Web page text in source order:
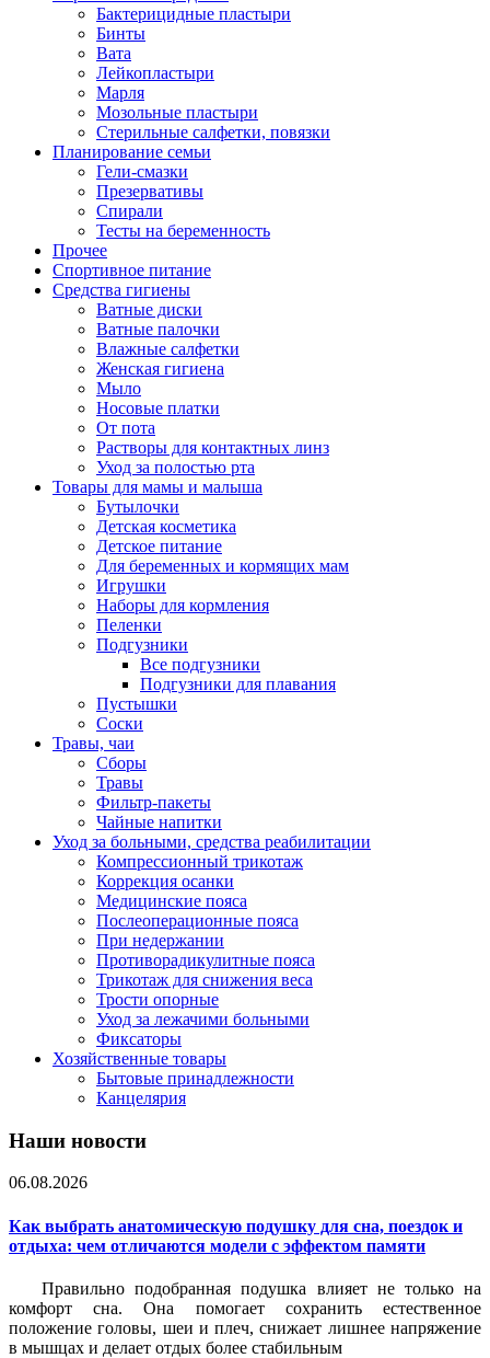
Бактерицидные пластыри
Бинты
Вата
Лейкопластыри
Марля
Мозольные пластыри
Стерильные салфетки, повязки
Планирование семьи
Гели-смазки
Презервативы
Спирали
Тесты на беременность
Прочее
Спортивное питание
Средства гигиены
Ватные диски
Ватные палочки
Влажные салфетки
Женская гигиена
Мыло
Носовые платки
От пота
Растворы для контактных линз
Уход за полостью рта
Товары для мамы и малыша
Бутылочки
Детская косметика
Детское питание
Для беременных и кормящих мам
Игрушки
Наборы для кормления
Пеленки
Подгузники
Все подгузники
Подгузники для плавания
Пустышки
Соски
Травы, чаи
Сборы
Травы
Фильтр-пакеты
Чайные напитки
Уход за больными, средства реабилитации
Компрессионный трикотаж
Коррекция осанки
Медицинские пояса
Послеоперационные пояса
При недержании
Противорадикулитные пояса
Трикотаж для снижения веса
Трости опорные
Уход за лежачими больными
Фиксаторы
Хозяйственные товары
Бытовые принадлежности
Канцелярия
Наши новости
06.08.2026
Как выбрать анатомическую подушку для сна, поездок и
отдыха: чем отличаются модели с эффектом памяти
Правильно подобранная подушка влияет не только на
комфорт сна. Она помогает сохранить естественное
положение головы, шеи и плеч, снижает лишнее напряжение
в мышцах и делает отдых более стабильным